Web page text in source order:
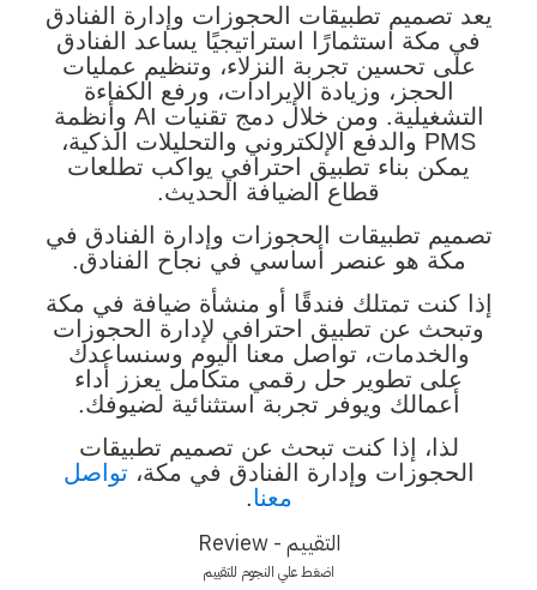
يعد تصميم تطبيقات الحجوزات وإدارة الفنادق
في مكة استثمارًا استراتيجيًا يساعد الفنادق
على تحسين تجربة النزلاء، وتنظيم عمليات
الحجز، وزيادة الإيرادات، ورفع الكفاءة
التشغيلية. ومن خلال دمج تقنيات AI وأنظمة
PMS والدفع الإلكتروني والتحليلات الذكية،
يمكن بناء تطبيق احترافي يواكب تطلعات
قطاع الضيافة الحديث.
تصميم تطبيقات الحجوزات وإدارة الفنادق في
مكة هو عنصر أساسي في نجاح الفنادق.
إذا كنت تمتلك فندقًا أو منشأة ضيافة في مكة
وتبحث عن تطبيق احترافي لإدارة الحجوزات
والخدمات، تواصل معنا اليوم وسنساعدك
على تطوير حل رقمي متكامل يعزز أداء
أعمالك ويوفر تجربة استثنائية لضيوفك.
لذا، إذا كنت تبحث عن تصميم تطبيقات
الحجوزات وإدارة الفنادق في مكة، تواصل
معنا.
التقييم - Review
اضغط علي النجوم للتقييم